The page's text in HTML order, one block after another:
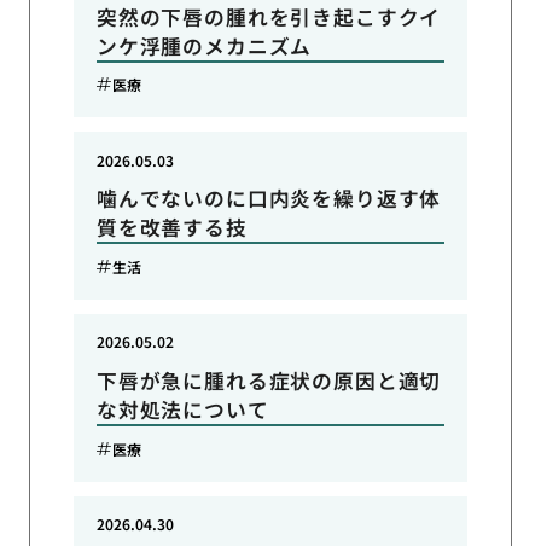
突然の下唇の腫れを引き起こすクイ
ンケ浮腫のメカニズム
医療
噛んでないのに口内炎を繰り返す体
質を改善する技
2026.05.03
生活
下唇が急に腫れる症状の原因と適切
な対処法について
2026.05.02
医療
2026.04.30